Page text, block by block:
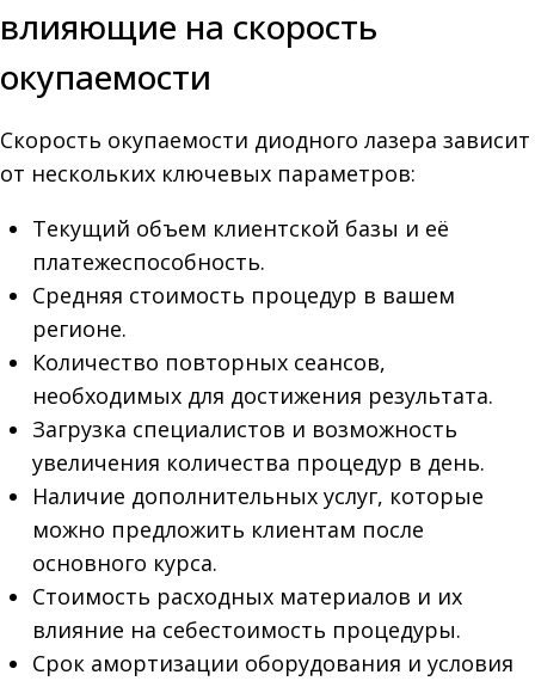
влияющие на скорость
окупаемости
Скорость окупаемости диодного лазера зависит
от нескольких ключевых параметров:
Текущий объем клиентской базы и её
платежеспособность.
Средняя стоимость процедур в вашем
регионе.
Количество повторных сеансов,
необходимых для достижения результата.
Загрузка специалистов и возможность
увеличения количества процедур в день.
Наличие дополнительных услуг, которые
можно предложить клиентам после
основного курса.
Стоимость расходных материалов и их
влияние на себестоимость процедуры.
Срок амортизации оборудования и условия